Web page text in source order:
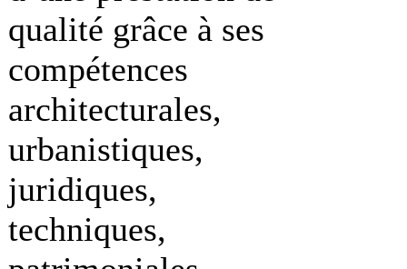
qualité grâce à ses
compétences
architecturales,
urbanistiques,
juridiques,
techniques,